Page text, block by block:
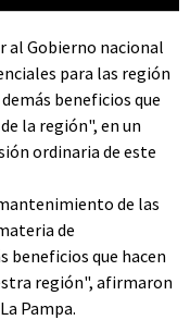
al Gobierno nacional
para las región
beneficios que
la región", en un
ordinaria de este
de las
de
beneficios que hacen
región", afirmaron
Pampa.